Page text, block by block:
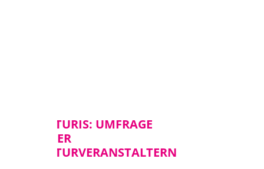
KULTURIS: UMFRAGE
UNTER
KULTURVERANSTALTERN